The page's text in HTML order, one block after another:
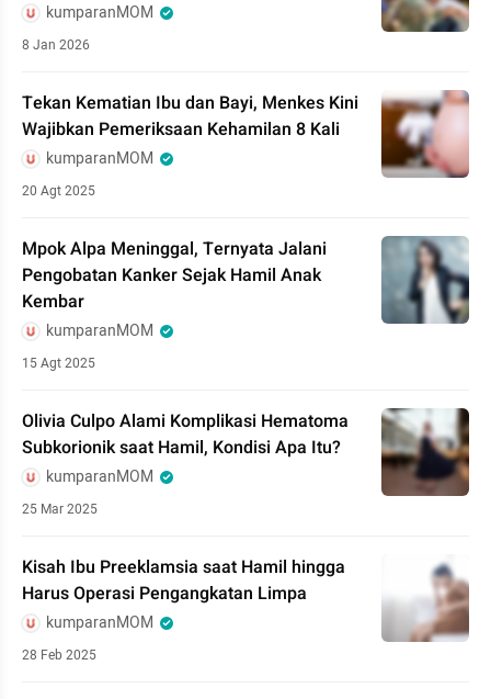
kumparanMOM
8 Jan 2026
Tekan Kematian Ibu dan Bayi, Menkes Kini
Wajibkan Pemeriksaan Kehamilan 8 Kali
kumparanMOM
20 Agt 2025
Mpok Alpa Meninggal, Ternyata Jalani
Pengobatan Kanker Sejak Hamil Anak
Kembar
kumparanMOM
15 Agt 2025
Olivia Culpo Alami Komplikasi Hematoma
Subkorionik saat Hamil, Kondisi Apa Itu?
kumparanMOM
25 Mar 2025
Kisah Ibu Preeklamsia saat Hamil hingga
Harus Operasi Pengangkatan Limpa
kumparanMOM
28 Feb 2025